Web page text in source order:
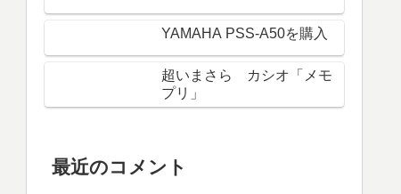
YAMAHA PSS-A50を購入
超いまさら カシオ「メモ
プリ」
最近のコメント